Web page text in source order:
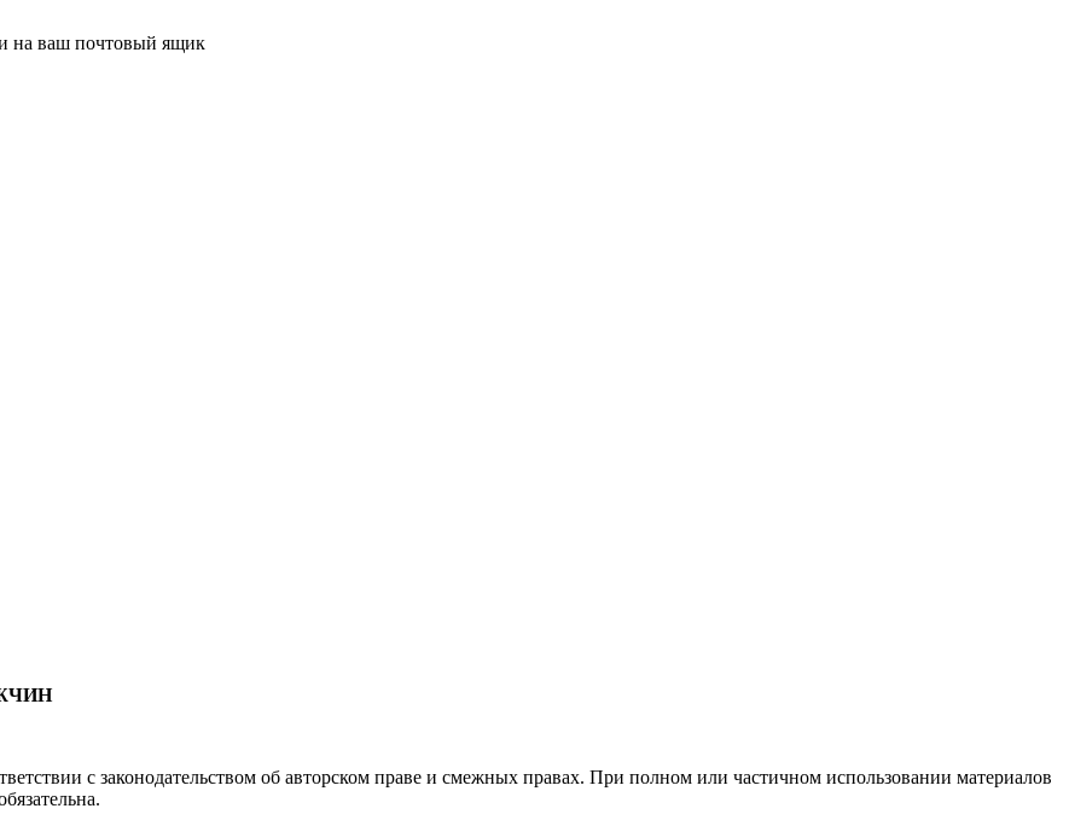
на ваш почтовый ящик
с законодательством об авторском праве и смежных правах. При полном или частичном использовании материалов